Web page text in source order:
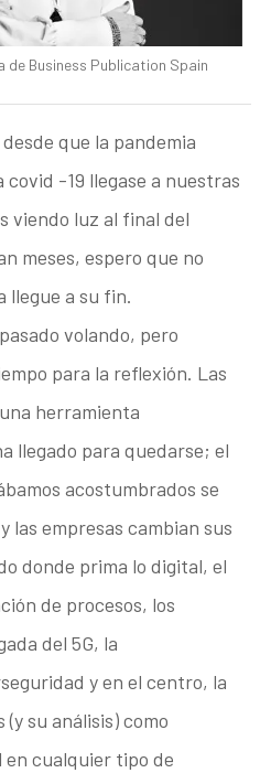
de Business Publication Spain
que la pandemia
-19 llegase a nuestras
viendo luz al final del
meses, espero que no
llegue a su fin.
volando, pero
para la reflexión. Las
herramienta
llegado para quedarse; el
acostumbrados se
las empresas cambian sus
donde prima lo digital, el
de procesos, los
del 5G, la
y en el centro, la
su análisis) como
cualquier tipo de